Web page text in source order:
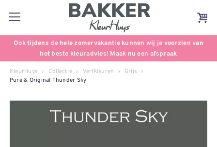
Ook tijdens de hele zomervakantie kunnen wij je voorzien van
het beste kleuradvies! Maak nu een afspraak
KleurHuys Collectie Verfkleuren Grijs
Pure & Original Thunder Sky